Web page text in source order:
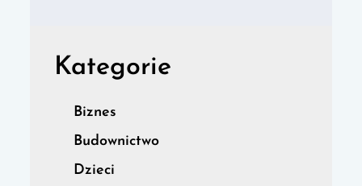
Kategorie
Biznes
Budownictwo
Dzieci